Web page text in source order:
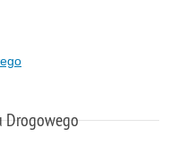
Drogowego